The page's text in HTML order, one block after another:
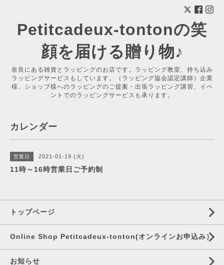
Petitcadeux-tontonの笑
顔を届ける贈り物♪
奈良にある雑貨とラッピングのお店です。ラッピング教室、持ち込み
ラッピングサービスもしています。（ラッピング協会認定講師）企業
様、ショップ様へのラッピングのご提案・出張ラッピング講習、イベ
ントでのラッピングサービスも承ります。
カレンダー
営業日 2021-01-19 (火)
11時～16時営業日ご予約制
トップページ
Online Shop Petitcadeux-tonton(オンラインお申込み）
お知らせ